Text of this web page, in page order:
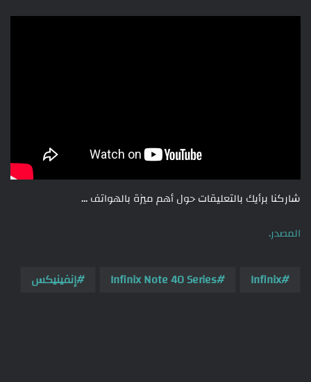
شاركنا برأيك بالتعليقات حول أهم ميزة بالهواتف …
المصدر.
Infinix
Infinix Note 40 Series إنفينيكس